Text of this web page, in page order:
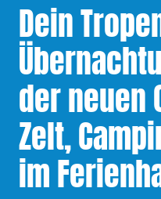
Dein
der neuen
Zelt,
im